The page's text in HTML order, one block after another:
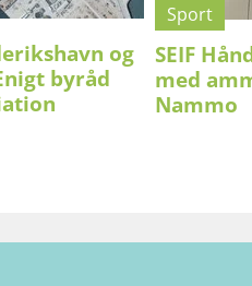
og
byråd
Sport
SEIF
med
Nammo